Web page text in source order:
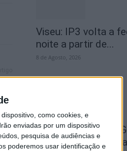
como cookies, e
enviadas por um dispositivo
pesquisa de audiências e
poderemos usar identificação e
Viseu: IP3 volta a
noite a partir de...
8 de Agosto, 2026
São Pedro do Sul:
Centro de